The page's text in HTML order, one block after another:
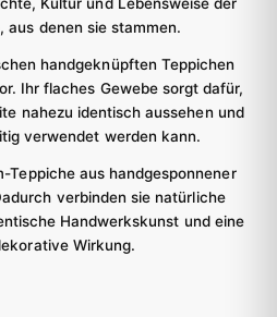
aus denen sie stammen.
handgeknüpften Teppichen
Ihr flaches Gewebe sorgt dafür,
nahezu identisch aussehen und
verwendet werden kann.
Teppiche aus handgesponnener
verbinden sie natürliche
Handwerkskunst und eine
Wirkung.